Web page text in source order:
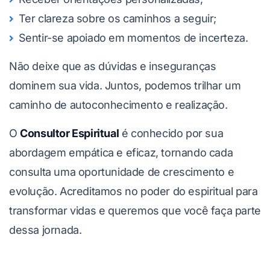
Ter clareza sobre os caminhos a seguir;
Sentir-se apoiado em momentos de incerteza.
Não deixe que as dúvidas e inseguranças
dominem sua vida. Juntos, podemos trilhar um
caminho de autoconhecimento e realização.
OConsultor Espiritual é conhecido por sua
abordagem empática e eficaz, tornando cada
consulta uma oportunidade de crescimento e
evolução. Acreditamos no poder do espiritual para
transformar vidas e queremos que você faça parte
dessa jornada.